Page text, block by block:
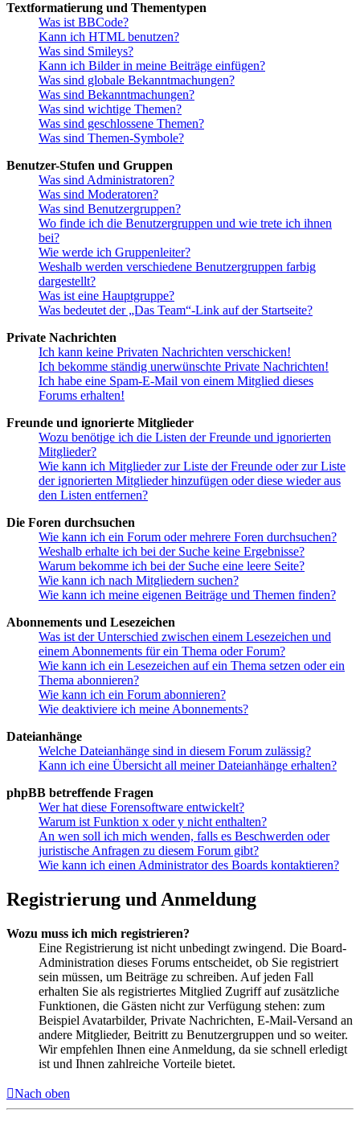
Textformatierung und Thementypen
Was ist BBCode?
Kann ich HTML benutzen?
Was sind Smileys?
Kann ich Bilder in meine Beiträge einfügen?
Was sind globale Bekanntmachungen?
Was sind Bekanntmachungen?
Was sind wichtige Themen?
Was sind geschlossene Themen?
Was sind Themen-Symbole?
Benutzer-Stufen und Gruppen
Was sind Administratoren?
Was sind Moderatoren?
Was sind Benutzergruppen?
Wo finde ich die Benutzergruppen und wie trete ich ihnen
bei?
Wie werde ich Gruppenleiter?
Weshalb werden verschiedene Benutzergruppen farbig
dargestellt?
Was ist eine Hauptgruppe?
Was bedeutet der „Das Team“-Link auf der Startseite?
Private Nachrichten
Ich kann keine Privaten Nachrichten verschicken!
Ich bekomme ständig unerwünschte Private Nachrichten!
Ich habe eine Spam-E-Mail von einem Mitglied dieses
Forums erhalten!
Freunde und ignorierte Mitglieder
Wozu benötige ich die Listen der Freunde und ignorierten
Mitglieder?
Wie kann ich Mitglieder zur Liste der Freunde oder zur Liste
der ignorierten Mitglieder hinzufügen oder diese wieder aus
den Listen entfernen?
Die Foren durchsuchen
Wie kann ich ein Forum oder mehrere Foren durchsuchen?
Weshalb erhalte ich bei der Suche keine Ergebnisse?
Warum bekomme ich bei der Suche eine leere Seite?
Wie kann ich nach Mitgliedern suchen?
Wie kann ich meine eigenen Beiträge und Themen finden?
Abonnements und Lesezeichen
Was ist der Unterschied zwischen einem Lesezeichen und
einem Abonnements für ein Thema oder Forum?
Wie kann ich ein Lesezeichen auf ein Thema setzen oder ein
Thema abonnieren?
Wie kann ich ein Forum abonnieren?
Wie deaktiviere ich meine Abonnements?
Dateianhänge
Welche Dateianhänge sind in diesem Forum zulässig?
Kann ich eine Übersicht all meiner Dateianhänge erhalten?
phpBB betreffende Fragen
Wer hat diese Forensoftware entwickelt?
Warum ist Funktion x oder y nicht enthalten?
An wen soll ich mich wenden, falls es Beschwerden oder
juristische Anfragen zu diesem Forum gibt?
Wie kann ich einen Administrator des Boards kontaktieren?
Registrierung und Anmeldung
Wozu muss ich mich registrieren?
Eine Registrierung ist nicht unbedingt zwingend. Die Board-
Administration dieses Forums entscheidet, ob Sie registriert
sein müssen, um Beiträge zu schreiben. Auf jeden Fall
erhalten Sie als registriertes Mitglied Zugriff auf zusätzliche
Funktionen, die Gästen nicht zur Verfügung stehen: zum
Beispiel Avatarbilder, Private Nachrichten, E-Mail-Versand an
andere Mitglieder, Beitritt zu Benutzergruppen und so weiter.
Wir empfehlen Ihnen eine Anmeldung, da sie schnell erledigt
ist und Ihnen zahlreiche Vorteile bietet.
Nach oben